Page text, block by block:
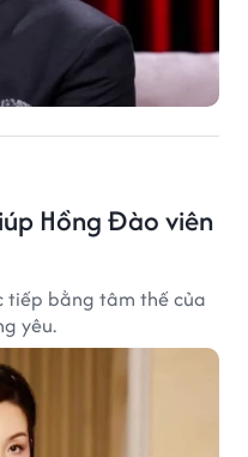
Hồng Đào viên
tiếp bằng tâm thế của
yêu.